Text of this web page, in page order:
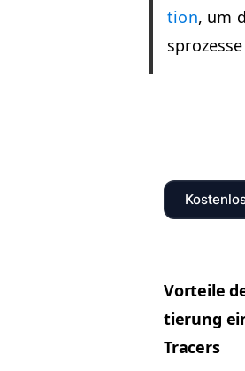
tion, um
Vorteile
tierung
Tracers